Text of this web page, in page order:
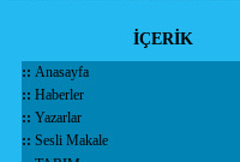
İÇERİK
:: Anasayfa
:: Haberler
:: Yazarlar
:: Sesli Makale